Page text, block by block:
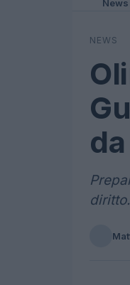
News
NEWS
diritto.